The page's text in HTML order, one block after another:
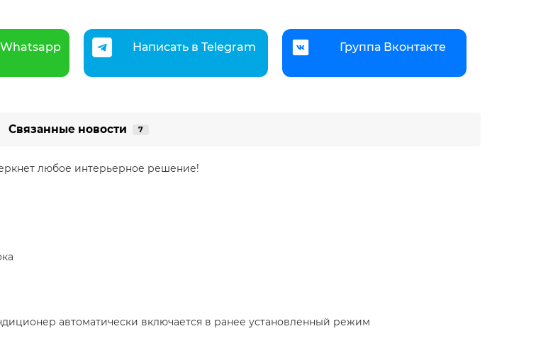
Написать в Telegram Группа Вконтакте
Связанные новости 7
любое интерьерное решение!
автоматически включается в ранее установленный режим